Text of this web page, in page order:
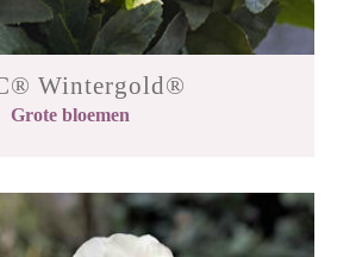
Wintergold®
Grote bloemen